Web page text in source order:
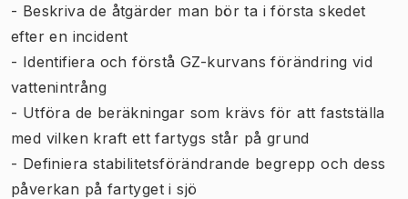
- Beskriva de åtgärder man bör ta i första skedet
efter en incident
- Identifiera och förstå GZ-kurvans förändring vid
vattenintrång
- Utföra de beräkningar som krävs för att fastställa
med vilken kraft ett fartygs står på grund
- Definiera stabilitetsförändrande begrepp och dess
påverkan på fartyget i sjö